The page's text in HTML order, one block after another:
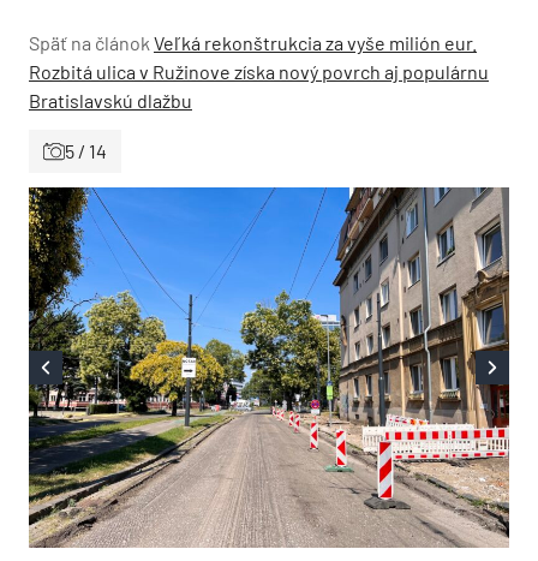
Späť na článok Veľká rekonštrukcia za vyše milión eur.
Rozbitá ulica v Ružinove získa nový povrch aj populárnu
Bratislavskú dlažbu
5 / 14